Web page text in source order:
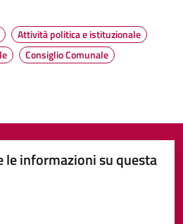
Attività politica e istituzionale
Consiglio Comunale
le informazioni su questa